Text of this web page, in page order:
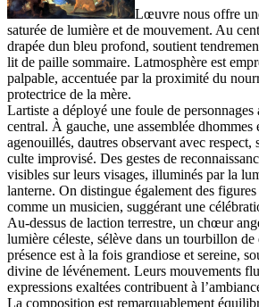
Lœuvre nous offre
saturée de lumière et de mouvement. Au
drapée dun bleu profond, soutient
lit de paille sommaire. Latmosphère est
palpable, accentuée par la proximité du
protectrice de la mère.
Lartiste a déployé une foule de personnages
central. À gauche, une assemblée dhommes
agenouillés, dautres observant avec respect,
culte improvisé. Des gestes de
visibles sur leurs visages, illuminés par la
lanterne. On distingue également des
comme un musicien, suggérant une
Au-dessus de laction terrestre, un chœur
lumière céleste, sélève dans un tourbillon
présence est à la fois grandiose et sereine,
divine de lévénement. Leurs mouvements
expressions exaltées contribuent à
La composition est remarquablement